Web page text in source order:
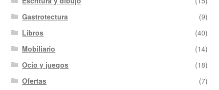
Gastrotectura
(9)
Libros
(40)
Mobiliario
(14)
Ocio y juegos
(18)
Ofertas
(7)